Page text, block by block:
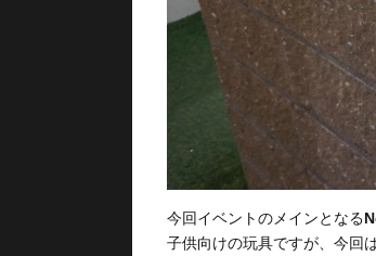
今回イベントのメインとなる
子供向けの玩具ですが、今回